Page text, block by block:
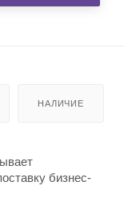
НАЛИЧИЕ
бизнес-